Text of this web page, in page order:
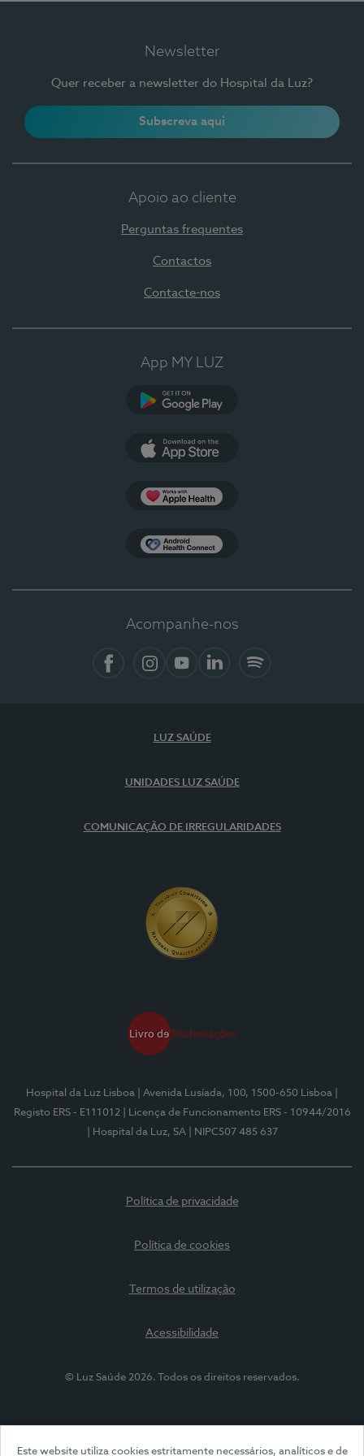
Este website utiliza cookies estritamente necessários, analíticos e de
Newsletter
Quer receber a newsletter do Hospital da Luz?
Subscreva aqui
Apoio ao cliente
Perguntas frequentes
Contactos
Contacte-nos
App MY LUZ
Acompanhe-nos
LUZ SAÚDE
UNIDADES LUZ SAÚDE
COMUNICAÇÃO DE IRREGULARIDADES
Hospital da Luz Lisboa | Avenida Lusíada, 100, 1500-650 Lisboa
Registo ERS - E111012
| Licença de Funcionamento ERS - 10944/2016
| Hospital da Luz, SA
| NIPC507 485 637
Política de privacidade
Política de cookies
Termos de utilização
Acessibilidade
© Luz Saúde 2026. Todos os direitos reservados.